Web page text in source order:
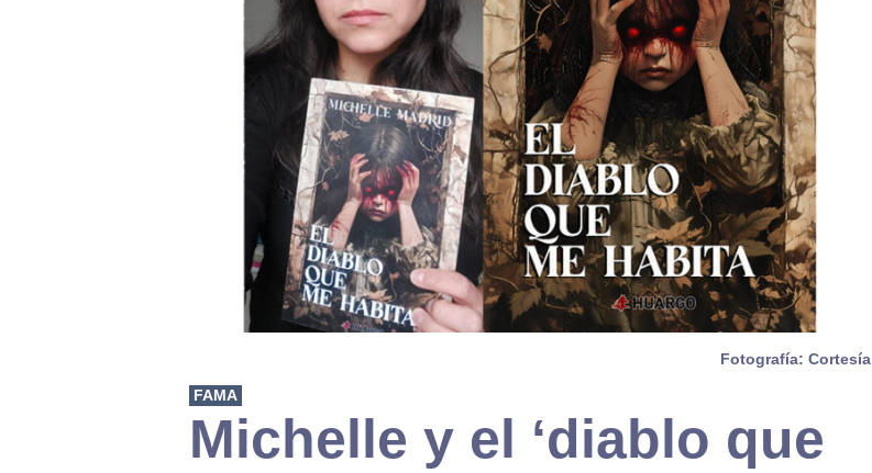
Fotografía: Cortesía
FAMA
Michelle y el ‘diablo que